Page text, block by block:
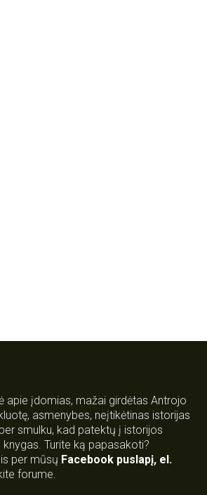
apie įdomias, mažai girdėtas Antrojo
asmenybes, neįtikėtinas istorijas
smulku, kad patektų į istorijos
Turite ką papasakoti?
per mūsų Facebook puslapį, el.
forume.